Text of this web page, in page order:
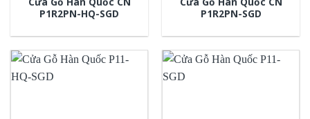
P1R2PN-HQ-SGD
P1R2PN-SGD